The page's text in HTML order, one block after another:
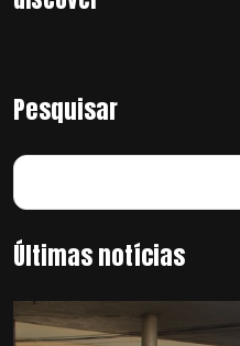
Pesquisar
Últimas notícias